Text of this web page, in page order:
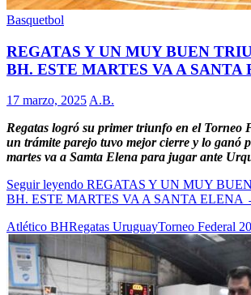
Basquetbol
REGATAS Y UN MUY BUEN
BH. ESTE MARTES VA A SANTA
17 marzo, 2025 A.B.
Regatas logró su primer triunfo en el Torneo
un trámite parejo tuvo mejor cierre y lo ganó
martes va a Samta Elena para jugar ante
Seguir leyendo REGATAS Y UN MUY
BH. ESTE MARTES VA A SANTA ELENA
Atlético BHRegatas UruguayTorneo Federal